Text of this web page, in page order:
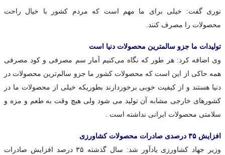
نوری گفت: خیلی برای ما مهم است که مردم کشور با خیال راحت
محصولات را مصرف کنند.
تولیدات ما جزو سالمترین محصولات دنیا است
وی اضافه کرد: هر طور که نگاه می‌کنیم آمار سم مصرفی و کود مصرفی
همه حاکی از این است که محصولات کشور ما جزو سالم‌ترین محصولات در
دنیا هستند و از کیفیت خوبی برخوردارند بطوریکه خیلی از محصولات ما در
کشورهای خارجی مشابه آن تولید می شود ولی هیچ وقت به طعم و مزه و
سلامتی محصولات ایرانی نداشته است .
افزایش ۳۵ درصدی صادرات محصولات کشاورزی
وزیر جهاد کشاورزی یادآور شد: سال گذشته ۳۵ درصد افزایش صادرات